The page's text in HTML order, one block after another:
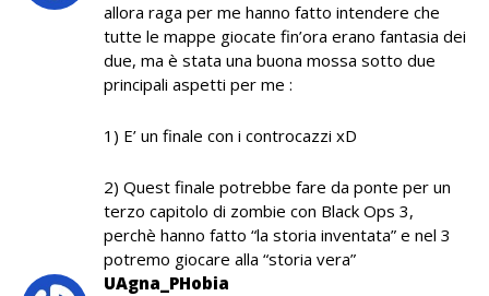
allora raga per me hanno fatto intendere che
tutte le mappe giocate fin’ora erano fantasia dei
due, ma è stata una buona mossa sotto due
principali aspetti per me :
1) E’ un finale con i controcazzi xD
2) Quest finale potrebbe fare da ponte per un
terzo capitolo di zombie con Black Ops 3,
perchè hanno fatto “la storia inventata” e nel 3
potremo giocare alla “storia vera”
UAgna_PHobia